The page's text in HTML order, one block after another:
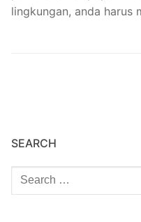
lingkungan, anda harus
SEARCH
Cari: